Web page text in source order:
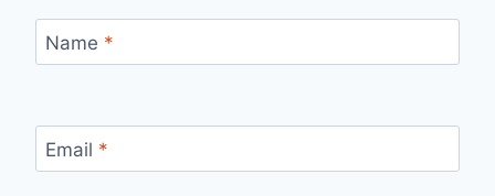
Name *
Email *